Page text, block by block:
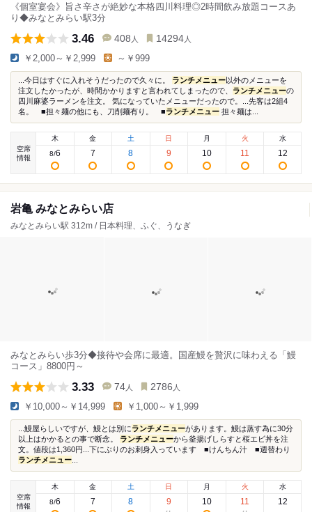
《個室宴会》旨さ辛さが絶妙な本格四川料理◎2時間飲み放題コースあ
り◆みなとみらい駅3分
3.46 408 人 14294 人
￥2,000～￥2,999 ～￥999
...今日はすぐに入れそうだったので久々に。 ランチメニュー以外のメニューを
注文したかったが、時間かかりますと言われてしまったので、 ランチメニューの
四川麻婆ラーメンを注文。 気になっていたメニューだったので。...先客は2組4
名。 ■担々麺の他にも、刀削麺有り。 ■ランチメニュー 担々麺は...
空席
情報
木
8/6
金
7
土
8
日
9
月
10
火
11
水
12
岩亀 みなとみらい店
みなとみらい駅 312m / 日本料理、ふぐ、うなぎ
みなとみらい歩3分◆接待や会席に最適。国産鰻を贅沢に味わえる「鰻
コース」8800円～
3.33 74 人 2786 人
￥10,000～￥14,999 ￥1,000～￥1,999
...鰻屋らしいですが、鰻とは別にランチメニューがあります。鰻は蒸す為に30分
以上はかかるとの事で断念。 ランチメニューから釜揚げしらすと桜エビ丼を注
文。値段は1,360円...下にぶりのお刺身入っています ■けんちん汁 ■週替わり
ランチメニュー
空席
情報
木
8/6
金
7
土
8
日
9
月
10
火
11
水
12